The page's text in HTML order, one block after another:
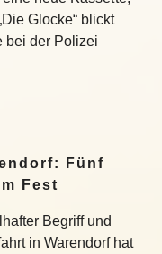
Glocke“ blickt
bei der Polizei
Fünf
Fest
Begriff und
in Warendorf hat